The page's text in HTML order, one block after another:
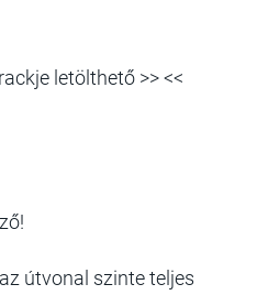
letölthető >> <<
útvonal szinte teljes